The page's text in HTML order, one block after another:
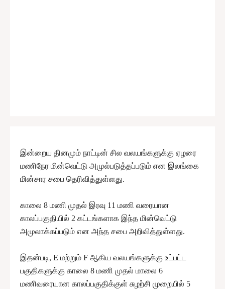
இன்றைய தினமும் நாட்டின் சில வலயங்களுக்கு ஏழரை
மணிநேர மின்வெட்டு அமுல்படுத்தப்படும் என இலங்கை
மின்சார சபை தெரிவித்துள்ளது.
காலை 8 மணி முதல் இரவு 11 மணி வரையான
காலப்பகுதியில் 2 கட்டங்களாக இந்த மின்வெட்டு
அமுலாக்கப்படும் என அந்த சபை அறிவித்துள்ளது.
இதன்படி, E மற்றும் F ஆகிய வலயங்களுக்கு உட்பட்ட
பகுதிகளுக்கு காலை 8 மணி முதல் மாலை 6
மணிவரையான காலப்பகுதிக்குள் சுழற்சி முறையில் 5